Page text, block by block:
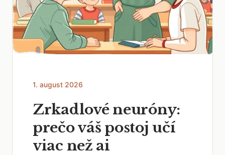
1. august 2026
Zrkadlové neuróny:
prečo váš postoj učí
viac než ai